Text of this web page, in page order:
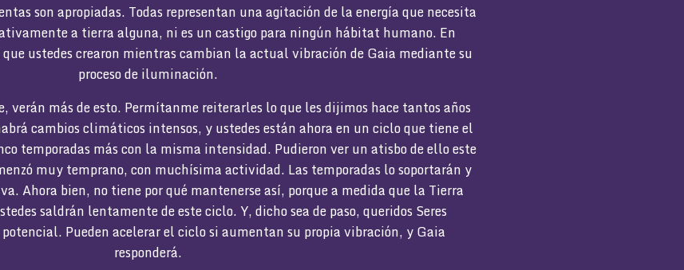
son apropiadas. Todas representan una agitación de la energía que necesita
a tierra alguna, ni es un castigo para ningún hábitat humano. En
ustedes crearon mientras cambian la actual vibración de Gaia mediante su
proceso de iluminación.
verán más de esto. Permítanme reiterarles lo que les dijimos hace tantos años
cambios climáticos intensos, y ustedes están ahora en un ciclo que tiene el
temporadas más con la misma intensidad. Pudieron ver un atisbo de ello este
muy temprano, con muchísima actividad. Las temporadas lo soportarán y
Ahora bien, no tiene por qué mantenerse así, porque a medida que la Tierra
saldrán lentamente de este ciclo. Y, dicho sea de paso, queridos Seres
potencial. Pueden acelerar el ciclo si aumentan su propia vibración, y Gaia
responderá.